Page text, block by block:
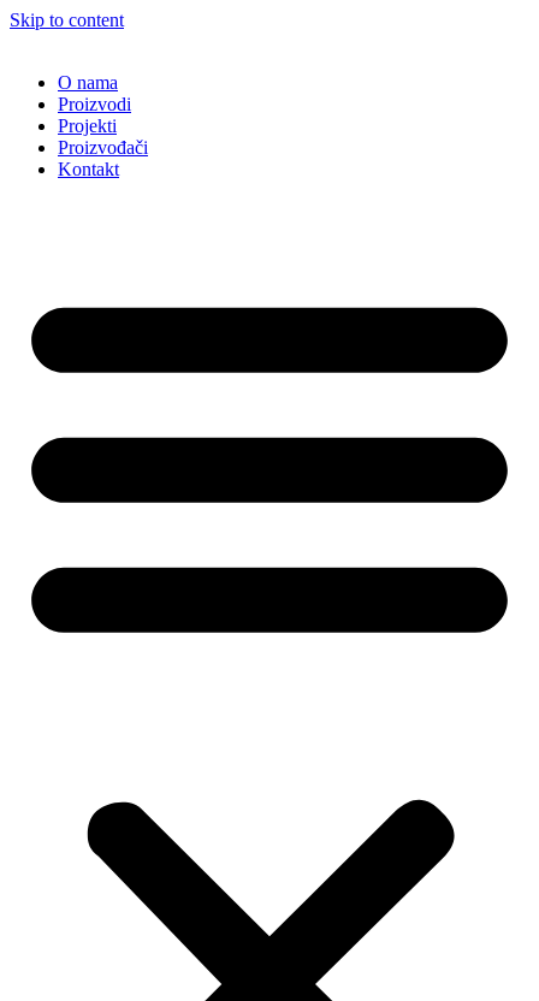
Skip to content
O nama
Proizvodi
Projekti
Proizvođači
Kontakt